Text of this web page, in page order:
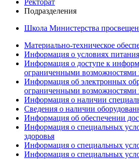
Ректорат
Подразделения
Школа Министерства
Материально-техническое
Информация о условиях
Информация о доступе к
ограниченными возможностями
Информация об электронных
ограниченными возможностями
Информация о наличии
Сведения о наличии
Информация об обеспечении
Информация о специальных
здоровья
Информация о специальных
Информация о специальных